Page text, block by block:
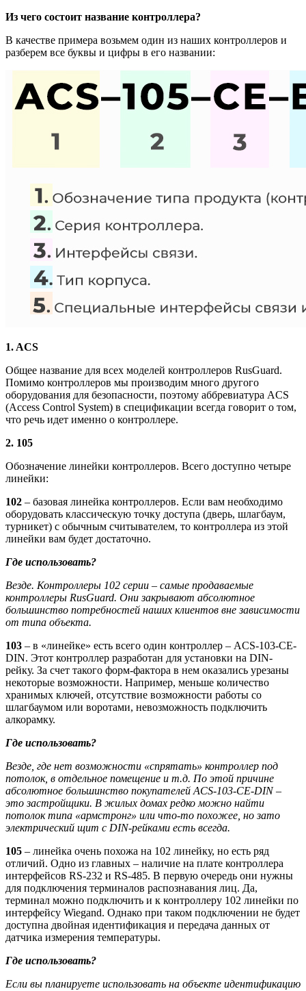
Из чего состоит название контроллера?
В качестве примера возьмем один из наших контроллеров и
разберем все буквы и цифры в его названии:
1. ACS
Общее название для всех моделей контроллеров RusGuard.
Помимо контроллеров мы производим много другого
оборудования для безопасности, поэтому аббревиатура ACS
(Access Control System) в спецификации всегда говорит о том,
что речь идет именно о контроллере.
2. 105
Обозначение линейки контроллеров. Всего доступно четыре
линейки:
102 – базовая линейка контроллеров. Если вам необходимо
оборудовать классическую точку доступа (дверь, шлагбаум,
турникет) с обычным считывателем, то контроллера из этой
линейки вам будет достаточно.
Где использовать?
Везде. Контроллеры 102 серии – самые продаваемые
контроллеры RusGuard. Они закрывают абсолютное
большинство потребностей наших клиентов вне зависимости
от типа объекта.
103 – в «линейке» есть всего один контроллер – ACS-103-CE-
DIN. Этот контроллер разработан для установки на DIN-
рейку. За счет такого форм-фактора в нем оказались урезаны
некоторые возможности. Например, меньше количество
хранимых ключей, отсутствие возможности работы со
шлагбаумом или воротами, невозможность подключить
алкорамку.
Где использовать?
Везде, где нет возможности «спрятать» контроллер под
потолок, в отдельное помещение и т.д. По этой причине
абсолютное большинство покупателей ACS-103-CE-DIN –
это застройщики. В жилых домах редко можно найти
потолок типа «армстронг» или что-то похожее, но зато
электрический щит с DIN-рейками есть всегда.
105 – линейка очень похожа на 102 линейку, но есть ряд
отличий. Одно из главных – наличие на плате контроллера
интерфейсов RS-232 и RS-485. В первую очередь они нужны
для подключения терминалов распознавания лиц. Да,
терминал можно подключить и к контроллеру 102 линейки по
интерфейсу Wiegand. Однако при таком подключении не будет
доступна двойная идентификация и передача данных от
датчика измерения температуры.
Где использовать?
Если вы планируете использовать на объекте идентификацию